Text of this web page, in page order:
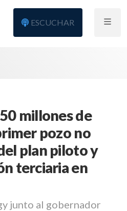
ESCUCHAR
millones de
pozo no
plan piloto y
terciaria en
junto al gobernador